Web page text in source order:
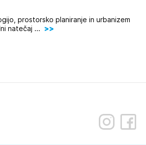
prostorsko planiranje in urbanizem
natečaj ...